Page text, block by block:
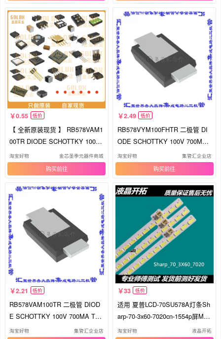
0.55 低价
【 全新原装现货 】 RB578VAM1
00TR DIODE SCHOTTKY 100V
700MA
淘宝好物 金芯圣季元器件商城
购买
2.49 低价
RB578VYM100FHTR 二极管 DI
ODE SCHOTTKY 100V 700MA
TUMD2M
淘宝好物 集管汇企业店
购买
2.21 低价
RB578VAM100TR 二极管 DIOD
E SCHOTTKY 100V 700MA TU
MD2M
淘宝好物 集管汇企业店
33 低价
适用 夏普LCD-70SU578A灯条Sh
arp-70-3x60-7020cn-1554p屏MA8
18-
淘宝好物 液晶开拓